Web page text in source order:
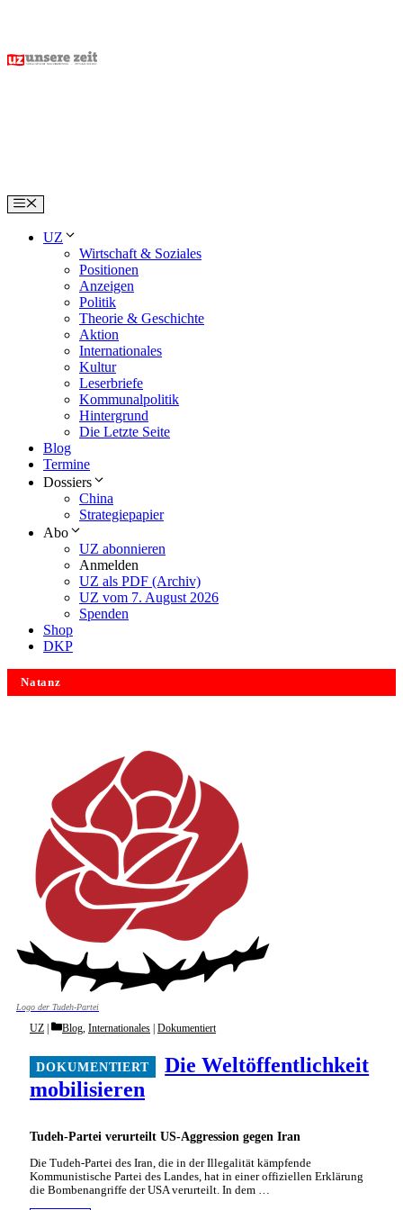
content
Menu
UZ
Wirtschaft & Soziales
Positionen
Anzeigen
Politik
Theorie & Geschichte
Aktion
Internationales
Kultur
Leserbriefe
Kommunalpolitik
Hintergrund
Die Letzte Seite
Blog
Termine
Dossiers
China
Strategiepapier
Abo
UZ abonnieren
Anmelden
UZ als PDF (Archiv)
UZ vom 7. August 2026
Spenden
Shop
DKP
Natanz
Logo der Tudeh-Partei
Tudeh-Partei verurteilt US-Aggression gegen Iran
Die Weltöffentlichkeit
mobilisieren
UZ Categories
Blog, Internationales Dokumentiert
Die Tudeh-Partei des Iran, die in der Illegalität kämpfende
Kommunistische Partei des Landes, hat in einer offiziellen Erklärung
die Bombenangriffe der USA verurteilt. In dem …